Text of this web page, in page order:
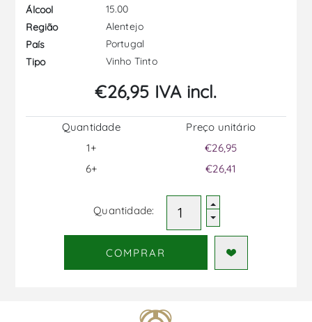
Álcool
15.00
Região
Alentejo
País
Portugal
Tipo
Vinho Tinto
€26,95 IVA incl.
Quantidade
1+
6+
Preço unitário
€26,95
€26,41
Quantidade:
COMPRAR